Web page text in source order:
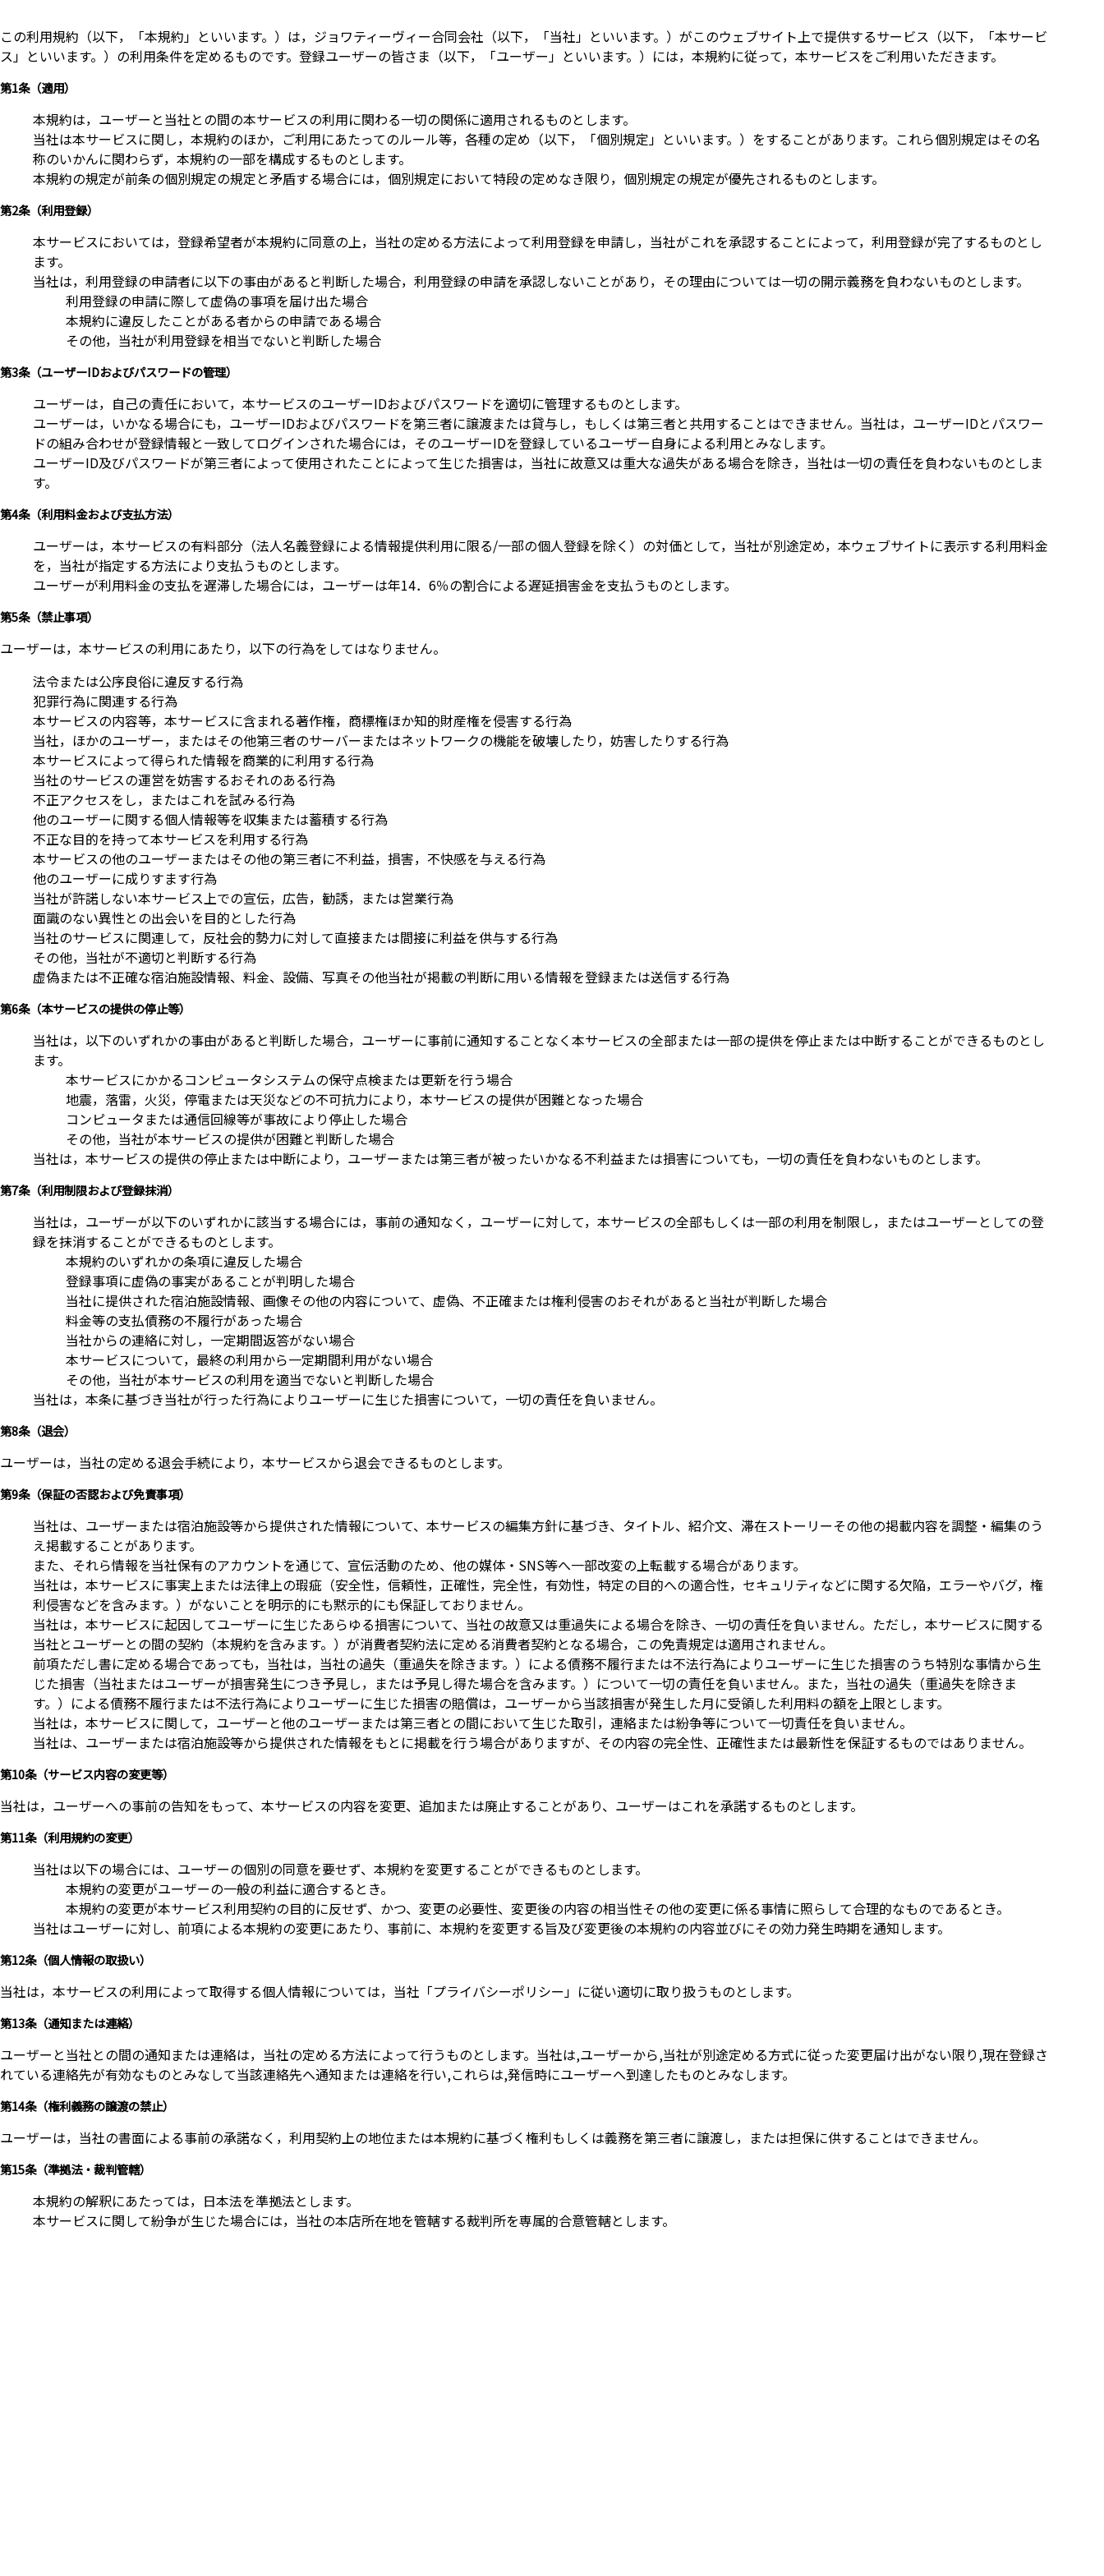
この利用規約（以下，「本規約」といいます。）は，ジョワティーヴィー合同会社（以下，「当社」といいます。）がこのウェブサイト上で提供するサービス（以下，「本サービ
ス」といいます。）の利用条件を定めるものです。登録ユーザーの皆さま（以下，「ユーザー」といいます。）には，本規約に従って，本サービスをご利用いただきます。
第1条（適用）
本規約は，ユーザーと当社との間の本サービスの利用に関わる一切の関係に適用されるものとします。
当社は本サービスに関し，本規約のほか，ご利用にあたってのルール等，各種の定め（以下，「個別規定」といいます。）をすることがあります。これら個別規定はその名
称のいかんに関わらず，本規約の一部を構成するものとします。
本規約の規定が前条の個別規定の規定と矛盾する場合には，個別規定において特段の定めなき限り，個別規定の規定が優先されるものとします。
第2条（利用登録）
本サービスにおいては，登録希望者が本規約に同意の上，当社の定める方法によって利用登録を申請し，当社がこれを承認することによって，利用登録が完了するものとし
ます。
当社は，利用登録の申請者に以下の事由があると判断した場合，利用登録の申請を承認しないことがあり，その理由については一切の開示義務を負わないものとします。
利用登録の申請に際して虚偽の事項を届け出た場合
本規約に違反したことがある者からの申請である場合
その他，当社が利用登録を相当でないと判断した場合
第3条（ユーザーIDおよびパスワードの管理）
ユーザーは，自己の責任において，本サービスのユーザーIDおよびパスワードを適切に管理するものとします。
ユーザーは，いかなる場合にも，ユーザーIDおよびパスワードを第三者に譲渡または貸与し，もしくは第三者と共用することはできません。当社は，ユーザーIDとパスワー
ドの組み合わせが登録情報と一致してログインされた場合には，そのユーザーIDを登録しているユーザー自身による利用とみなします。
ユーザーID及びパスワードが第三者によって使用されたことによって生じた損害は，当社に故意又は重大な過失がある場合を除き，当社は一切の責任を負わないものとしま
す。
第4条（利用料金および支払方法）
ユーザーは，本サービスの有料部分（法人名義登録による情報提供利用に限る/一部の個人登録を除く）の対価として，当社が別途定め，本ウェブサイトに表示する利用料金
を，当社が指定する方法により支払うものとします。
ユーザーが利用料金の支払を遅滞した場合には，ユーザーは年14．6％の割合による遅延損害金を支払うものとします。
第5条（禁止事項）
ユーザーは，本サービスの利用にあたり，以下の行為をしてはなりません。
法令または公序良俗に違反する行為
犯罪行為に関連する行為
本サービスの内容等，本サービスに含まれる著作権，商標権ほか知的財産権を侵害する行為
当社，ほかのユーザー，またはその他第三者のサーバーまたはネットワークの機能を破壊したり，妨害したりする行為
本サービスによって得られた情報を商業的に利用する行為
当社のサービスの運営を妨害するおそれのある行為
不正アクセスをし，またはこれを試みる行為
他のユーザーに関する個人情報等を収集または蓄積する行為
不正な目的を持って本サービスを利用する行為
本サービスの他のユーザーまたはその他の第三者に不利益，損害，不快感を与える行為
他のユーザーに成りすます行為
当社が許諾しない本サービス上での宣伝，広告，勧誘，または営業行為
面識のない異性との出会いを目的とした行為
当社のサービスに関連して，反社会的勢力に対して直接または間接に利益を供与する行為
その他，当社が不適切と判断する行為
虚偽または不正確な宿泊施設情報、料金、設備、写真その他当社が掲載の判断に用いる情報を登録または送信する行為
第6条（本サービスの提供の停止等）
当社は，以下のいずれかの事由があると判断した場合，ユーザーに事前に通知することなく本サービスの全部または一部の提供を停止または中断することができるものとし
ます。
本サービスにかかるコンピュータシステムの保守点検または更新を行う場合
地震，落雷，火災，停電または天災などの不可抗力により，本サービスの提供が困難となった場合
コンピュータまたは通信回線等が事故により停止した場合
その他，当社が本サービスの提供が困難と判断した場合
当社は，本サービスの提供の停止または中断により，ユーザーまたは第三者が被ったいかなる不利益または損害についても，一切の責任を負わないものとします。
第7条（利用制限および登録抹消）
当社は，ユーザーが以下のいずれかに該当する場合には，事前の通知なく，ユーザーに対して，本サービスの全部もしくは一部の利用を制限し，またはユーザーとしての登
録を抹消することができるものとします。
本規約のいずれかの条項に違反した場合
登録事項に虚偽の事実があることが判明した場合
当社に提供された宿泊施設情報、画像その他の内容について、虚偽、不正確または権利侵害のおそれがあると当社が判断した場合
料金等の支払債務の不履行があった場合
当社からの連絡に対し，一定期間返答がない場合
本サービスについて，最終の利用から一定期間利用がない場合
その他，当社が本サービスの利用を適当でないと判断した場合
当社は，本条に基づき当社が行った行為によりユーザーに生じた損害について，一切の責任を負いません。
第8条（退会）
ユーザーは，当社の定める退会手続により，本サービスから退会できるものとします。
第9条（保証の否認および免責事項）
当社は、ユーザーまたは宿泊施設等から提供された情報について、本サービスの編集方針に基づき、タイトル、紹介文、滞在ストーリーその他の掲載内容を調整・編集のう
え掲載することがあります。
また、それら情報を当社保有のアカウントを通じて、宣伝活動のため、他の媒体・SNS等へ一部改変の上転載する場合があります。
当社は，本サービスに事実上または法律上の瑕疵（安全性，信頼性，正確性，完全性，有効性，特定の目的への適合性，セキュリティなどに関する欠陥，エラーやバグ，権
利侵害などを含みます。）がないことを明示的にも黙示的にも保証しておりません。
当社は，本サービスに起因してユーザーに生じたあらゆる損害について、当社の故意又は重過失による場合を除き、一切の責任を負いません。ただし，本サービスに関する
当社とユーザーとの間の契約（本規約を含みます。）が消費者契約法に定める消費者契約となる場合，この免責規定は適用されません。
前項ただし書に定める場合であっても，当社は，当社の過失（重過失を除きます。）による債務不履行または不法行為によりユーザーに生じた損害のうち特別な事情から生
じた損害（当社またはユーザーが損害発生につき予見し，または予見し得た場合を含みます。）について一切の責任を負いません。また，当社の過失（重過失を除きま
す。）による債務不履行または不法行為によりユーザーに生じた損害の賠償は，ユーザーから当該損害が発生した月に受領した利用料の額を上限とします。
当社は，本サービスに関して，ユーザーと他のユーザーまたは第三者との間において生じた取引，連絡または紛争等について一切責任を負いません。
当社は、ユーザーまたは宿泊施設等から提供された情報をもとに掲載を行う場合がありますが、その内容の完全性、正確性または最新性を保証するものではありません。
第10条（サービス内容の変更等）
当社は，ユーザーへの事前の告知をもって、本サービスの内容を変更、追加または廃止することがあり、ユーザーはこれを承諾するものとします。
第11条（利用規約の変更）
当社は以下の場合には、ユーザーの個別の同意を要せず、本規約を変更することができるものとします。
本規約の変更がユーザーの一般の利益に適合するとき。
本規約の変更が本サービス利用契約の目的に反せず、かつ、変更の必要性、変更後の内容の相当性その他の変更に係る事情に照らして合理的なものであるとき。
当社はユーザーに対し、前項による本規約の変更にあたり、事前に、本規約を変更する旨及び変更後の本規約の内容並びにその効力発生時期を通知します。
第12条（個人情報の取扱い）
当社は，本サービスの利用によって取得する個人情報については，当社「プライバシーポリシー」に従い適切に取り扱うものとします。
第13条（通知または連絡）
ユーザーと当社との間の通知または連絡は，当社の定める方法によって行うものとします。当社は,ユーザーから,当社が別途定める方式に従った変更届け出がない限り,現在登録さ
れている連絡先が有効なものとみなして当該連絡先へ通知または連絡を行い,これらは,発信時にユーザーへ到達したものとみなします。
第14条（権利義務の譲渡の禁止）
ユーザーは，当社の書面による事前の承諾なく，利用契約上の地位または本規約に基づく権利もしくは義務を第三者に譲渡し，または担保に供することはできません。
第15条（準拠法・裁判管轄）
本規約の解釈にあたっては，日本法を準拠法とします。
本サービスに関して紛争が生じた場合には，当社の本店所在地を管轄する裁判所を専属的合意管轄とします。